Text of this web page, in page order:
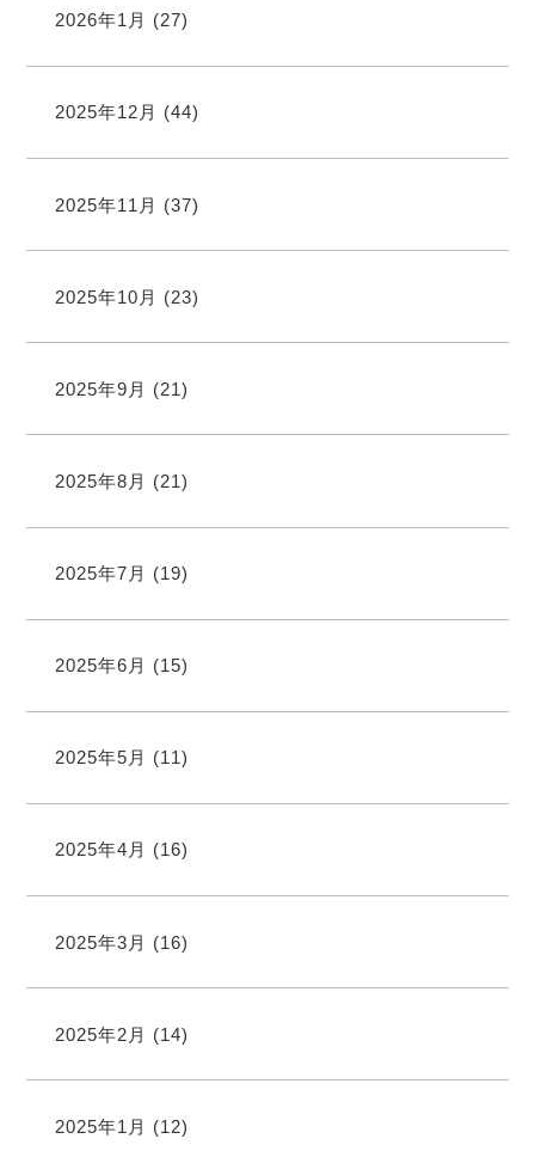
2026年1月 (27)
2025年12月 (44)
2025年11月 (37)
2025年10月 (23)
2025年9月 (21)
2025年8月 (21)
2025年7月 (19)
2025年6月 (15)
2025年5月 (11)
2025年4月 (16)
2025年3月 (16)
2025年2月 (14)
2025年1月 (12)